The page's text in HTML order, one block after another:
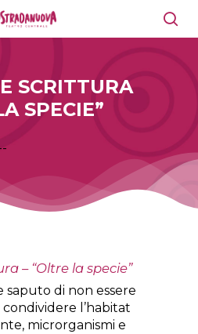
SCRITTURA
SPECIE”
– “Oltre la specie”
saputo di non essere
l’habitat
microrganismi e